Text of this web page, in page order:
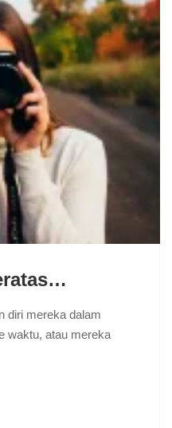
diri mereka dalam
waktu, atau mereka